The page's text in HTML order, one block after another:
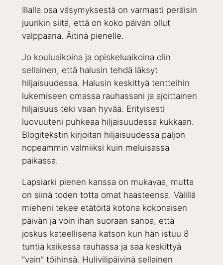
Illalla osa väsymyksestä on varmasti peräisin
juurikin siitä, että on koko päivän ollut
valppaana. Äitinä pienelle.
Jo kouluaikoina ja opiskeluaikoina olin
sellainen, että halusin tehdä läksyt
hiljaisuudessa. Halusin keskittyä tentteihin
lukemiseen omassa rauhassani ja ajoittainen
hiljaisuus teki vaan hyvää. Erityisesti
luovuuteni puhkeaa hiljaisuudessa kukkaan.
Blogitekstin kirjoitan hiljaisuudessa paljon
nopeammin valmiiksi kuin meluisassa
paikassa.
Lapsiarki pienen kanssa on mukavaa, mutta
on siinä toden totta omat haasteensa. Välillä
mieheni tekee etätöitä kotona kokonaisen
päivän ja voin ihan suoraan sanoa, että
joskus kateellisena katson kun hän istuu 8
tuntia kaikessa rauhassa ja saa keskittyä
”vain” töihinsä. Hulivilipäivinä sellainen